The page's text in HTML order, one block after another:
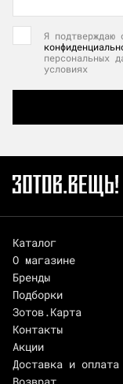
Я подтверждаю
персональных
условиях
Каталог
О магазине
Бренды
Подборки
Зотов.Карта
Контакты
Акции
Доставка и оплата